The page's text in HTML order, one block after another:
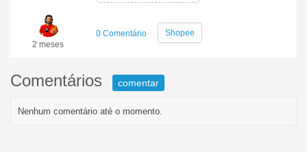
2 meses
0 Comentário Shopee
Comentários comentar
Nenhum comentário até o momento.